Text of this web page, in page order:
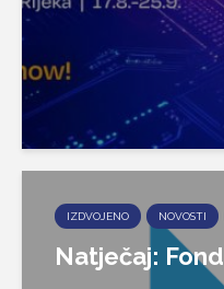
IZDVOJENO NOVOSTI
Natječaj: